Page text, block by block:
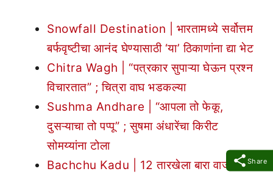
Share
Snowfall Destination | भारतामध्ये सर्वोत्तम
बर्फवृष्टीचा आनंद घेण्यासाठी ‘या’ ठिकाणांना द्या भेट
Chitra Wagh | “पत्रकार सुपाऱ्या घेऊन प्रश्न
विचारतात” ; चित्रा वाघ भडकल्या
Sushma Andhare | “आपला तो फेकू,
दुसऱ्याचा तो पप्पू” ; सुषमा अंधारेंचा किरीट
सोमय्यांना टोला
Bachchu Kadu | 12 तारखेला बारा वाजता